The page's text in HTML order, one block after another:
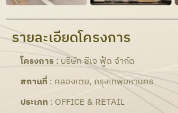
รายละเอียดโครงการ
โครงการ : บริษัท ซีเจ ฟู้ด จำกัด
สถานที่ : คลองเตย, กรุงเทพมหานคร
ประเภท : OFFICE & RETAIL